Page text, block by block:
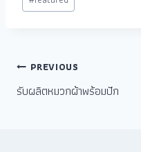
PREVIOUS
รับผลิตหมวกผ้าพร้อมปัก